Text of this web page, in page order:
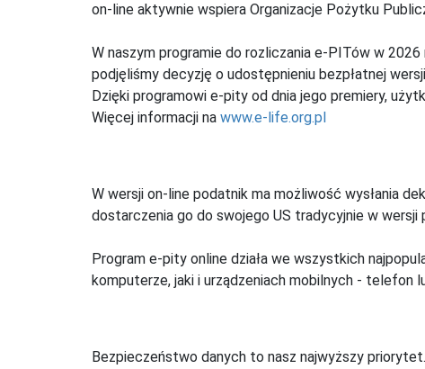
on-line aktywnie wspiera Organizacje Pożytku
W naszym programie do rozliczania e-PITów w
podjęliśmy decyzję o udostępnieniu bezpłatnej
Dzięki programowi e-pity od dnia jego premiery,
Więcej informacji na www.e-life.org.pl
W wersji on-line podatnik ma możliwość wysłania
dostarczenia go do swojego US tradycyjnie w wersji
Program e-pity online działa we wszystkich
komputerze, jaki i urządzeniach mobilnych - telefon
Bezpieczeństwo danych to nasz najwyższy